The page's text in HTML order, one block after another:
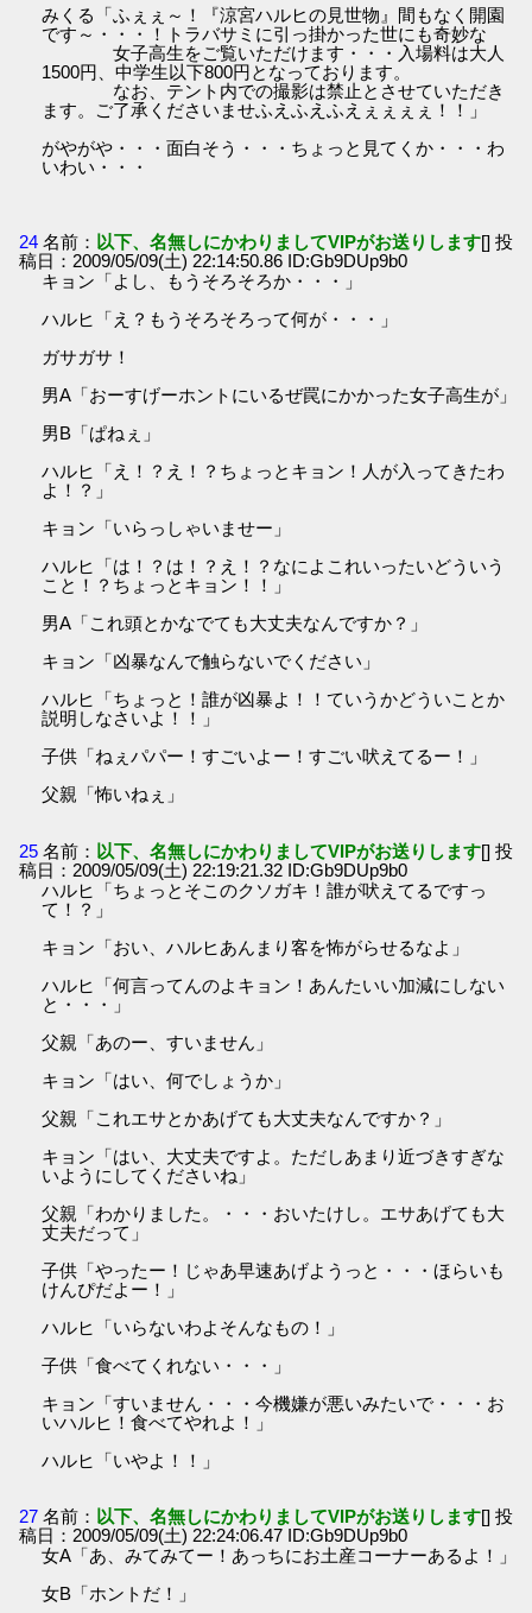
みくる「ふぇぇ～！『涼宮ハルヒの見世物』間もなく開園
です～・・・！トラバサミに引っ掛かった世にも奇妙な
女子高生をご覧いただけます・・・入場料は大人
1500円、中学生以下800円となっております。
なお、テント内での撮影は禁止とさせていただき
ます。ご了承くださいませふえふえふえぇぇぇぇ！！」
がやがや・・・面白そう・・・ちょっと見てくか・・・わ
いわい・・・
24 名前： 以下、名無しにかわりましてVIPがお送りします[] 投
稿日：2009/05/09(土) 22:14:50.86 ID:Gb9DUp9b0
キョン「よし、もうそろそろか・・・」
ハルヒ「え？もうそろそろって何が・・・」
ガサガサ！
男A「おーすげーホントにいるぜ罠にかかった女子高生が」
男B「ぱねぇ」
ハルヒ「え！？え！？ちょっとキョン！人が入ってきたわ
よ！？」
キョン「いらっしゃいませー」
ハルヒ「は！？は！？え！？なによこれいったいどういう
こと！？ちょっとキョン！！」
男A「これ頭とかなでても大丈夫なんですか？」
キョン「凶暴なんで触らないでください」
ハルヒ「ちょっと！誰が凶暴よ！！ていうかどういことか
説明しなさいよ！！」
子供「ねぇパパー！すごいよー！すごい吠えてるー！」
父親「怖いねぇ」
25 名前： 以下、名無しにかわりましてVIPがお送りします[] 投
稿日：2009/05/09(土) 22:19:21.32 ID:Gb9DUp9b0
ハルヒ「ちょっとそこのクソガキ！誰が吠えてるですっ
て！？」
キョン「おい、ハルヒあんまり客を怖がらせるなよ」
ハルヒ「何言ってんのよキョン！あんたいい加減にしない
と・・・」
父親「あのー、すいません」
キョン「はい、何でしょうか」
父親「これエサとかあげても大丈夫なんですか？」
キョン「はい、大丈夫ですよ。ただしあまり近づきすぎな
いようにしてくださいね」
父親「わかりました。・・・おいたけし。エサあげても大
丈夫だって」
子供「やったー！じゃあ早速あげようっと・・・ほらいも
けんぴだよー！」
ハルヒ「いらないわよそんなもの！」
子供「食べてくれない・・・」
キョン「すいません・・・今機嫌が悪いみたいで・・・お
いハルヒ！食べてやれよ！」
ハルヒ「いやよ！！」
27 名前： 以下、名無しにかわりましてVIPがお送りします[] 投
稿日：2009/05/09(土) 22:24:06.47 ID:Gb9DUp9b0
女A「あ、みてみてー！あっちにお土産コーナーあるよ！」
女B「ホントだ！」